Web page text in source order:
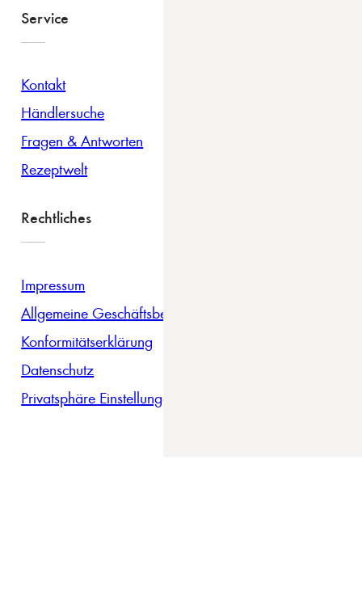
Service
Kontakt
Händlersuche
Fragen & Antworten
Rezeptwelt
Rechtliches
Impressum
Allgemeine Geschäftsbedingungen
Konformitätserklärung
Datenschutz
Privatsphäre Einstellungen